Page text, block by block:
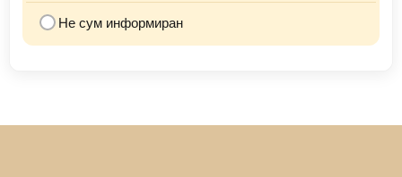
Не сум информиран